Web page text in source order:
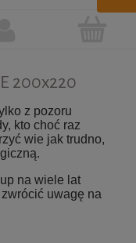
200x220
z pozoru
kto choć raz
wie jak trudno,
na wiele lat
uwagę na